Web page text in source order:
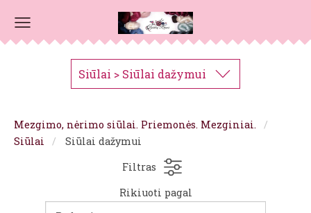
Siūlai > Siūlai dažymui
Mezgimo, nėrimo siūlai. Priemonės. Mezginiai.
Siūlai
Siūlai dažymui
Filtras
Rikiuoti pagal